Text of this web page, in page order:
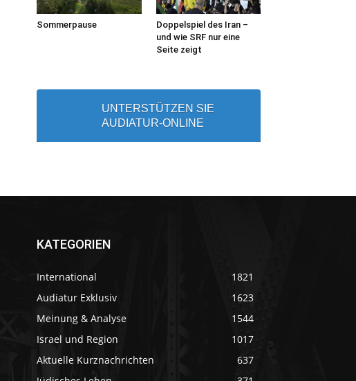
Sommerpause
Doppelspiel des Iran –
und wie SRF nur eine
Seite zeigt
UNTERSTÜTZEN SIE
AUDIATUR-ONLINE
KATEGORIEN
International
1821
Audiatur Exklusiv
1623
Meinung & Analyse
1544
Israel und Region
1017
Aktuelle Kurznachrichten
637